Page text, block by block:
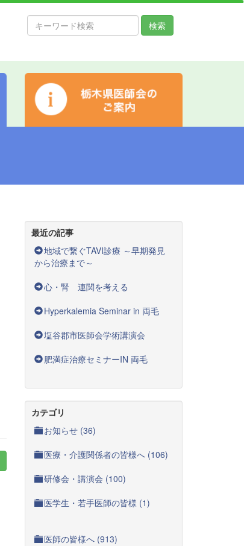
検索
最近の記事
地域で繋ぐTAVI診療 ～早期発見
から治療まで～
心・腎 連関を考える
Hyperkalemia Seminar in 両毛
塩谷郡市医師会学術講演会
肥満症治療セミナーIN 両毛
カテゴリ
お知らせ (36)
医療・介護関係者の皆様へ (106)
研修会・講演会 (100)
医学生・若手医師の皆様 (1)
医師の皆様へ (913)